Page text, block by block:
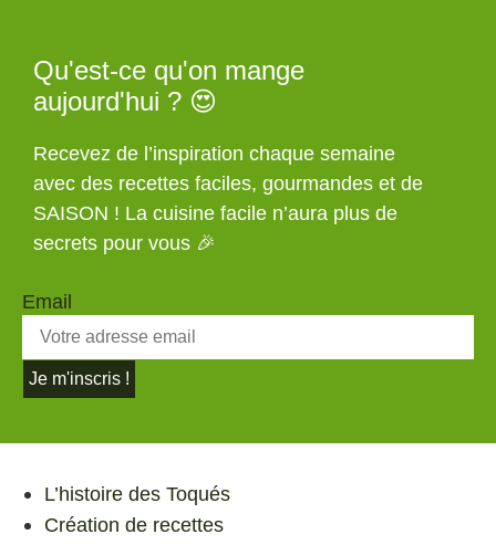
Qu'est-ce qu'on mange
aujourd'hui ? 😍
Recevez de l’inspiration chaque semaine
avec des recettes faciles, gourmandes et de
SAISON ! La cuisine facile n’aura plus de
secrets pour vous 🎉
Email
Je m'inscris !
L’histoire des Toqués
Création de recettes